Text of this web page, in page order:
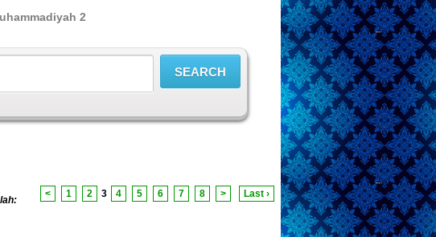
2
< 1 2 3 4 5 6 7 8 > Last ›